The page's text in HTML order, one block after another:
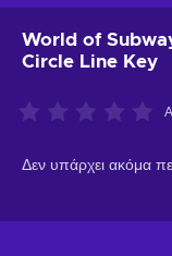
World of
Circle Line Key
Δεν υπάρχει ακόμα